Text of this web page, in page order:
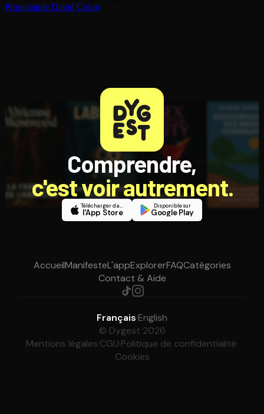
Propagande David Colon
Comprendre,
c'est voir autrement.
Télécharger dans
l'App Store
Disponible sur
Google Play
AccueilManifesteL'appExplorerFAQCatégories
Contact & Aide
Français·English
© Dygest 2026
Mentions légales·CGU·Politique de confidentialité·
Cookies